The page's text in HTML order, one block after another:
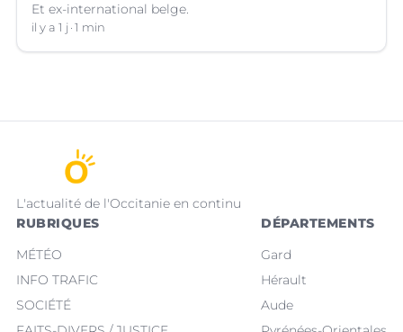
Et ex-international belge.
il y a 1 j 1 min
L'actualité de l'Occitanie en continu
RUBRIQUES
MÉTÉO
INFO TRAFIC
SOCIÉTÉ
DÉPARTEMENTS
Gard
Hérault
Aude